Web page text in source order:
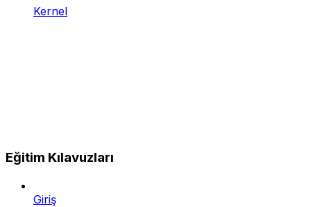
Kernel
Eğitim Kılavuzları
Giriş